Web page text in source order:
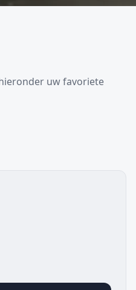
uw favoriete